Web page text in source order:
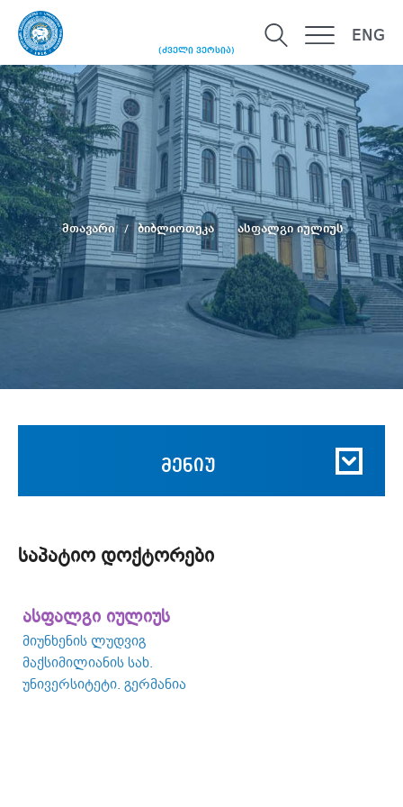
(ძველი ვერსია)
ENG
მთავარი ბიბლიოთეკა ასფალგი იულიუს
მენიუ
საპატიო დოქტორები
ასფალგი იულიუს
მიუნხენის ლუდვიგ
მაქსიმილიანის სახ.
უნივერსიტეტი. გერმანია